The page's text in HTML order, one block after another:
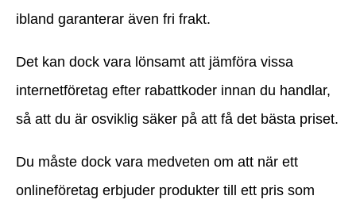
ibland garanterar även fri frakt.
Det kan dock vara lönsamt att jämföra vissa
internetföretag efter rabattkoder innan du handlar,
så att du är osviklig säker på att få det bästa priset.
Du måste dock vara medveten om att när ett
onlineföretag erbjuder produkter till ett pris som